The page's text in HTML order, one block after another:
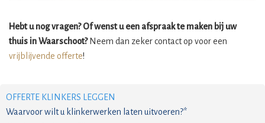
Hebt u nog vragen? Of wenst u een afspraak te maken bij uw
thuis in Waarschoot?Neem dan zeker contact op voor een
vrijblijvende offerte!
OFFERTE KLINKERS LEGGEN
Waarvoor wilt u klinkerwerken laten uitvoeren?*